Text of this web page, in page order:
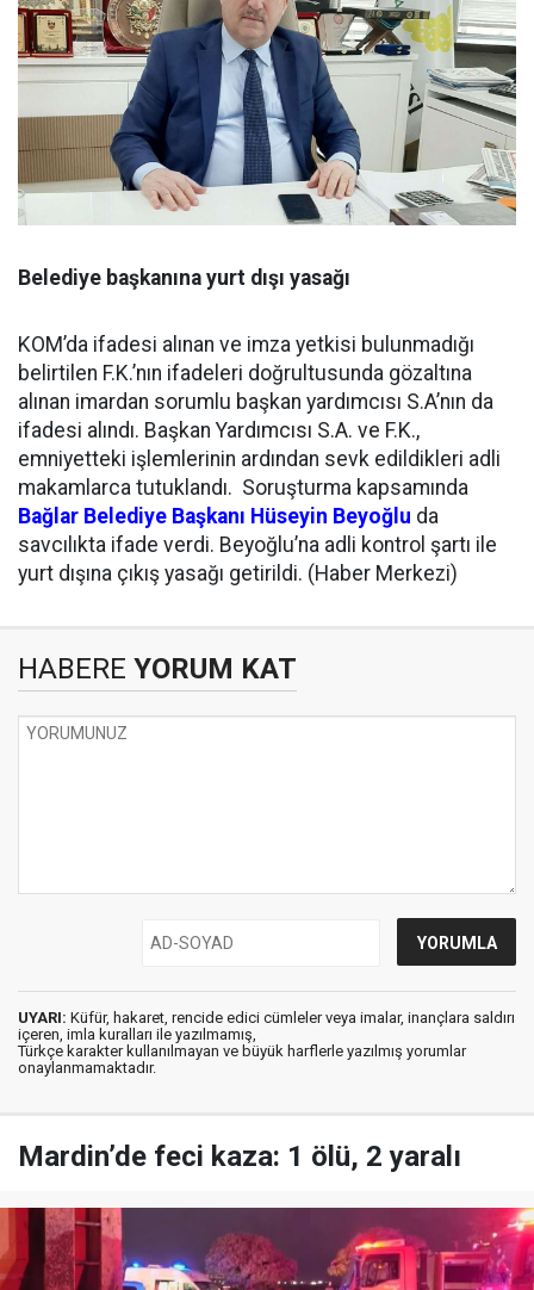
Belediye başkanına yurt dışı yasağı
KOM’da ifadesi alınan ve imza yetkisi bulunmadığı
belirtilen F.K.’nın ifadeleri doğrultusunda gözaltına
alınan imardan sorumlu başkan yardımcısı S.A’nın da
ifadesi alındı. Başkan Yardımcısı S.A. ve F.K.,
emniyetteki işlemlerinin ardından sevk edildikleri adli
makamlarca tutuklandı. Soruşturma kapsamında
Bağlar Belediye Başkanı Hüseyin Beyoğlu da
savcılıkta ifade verdi. Beyoğlu’na adli kontrol şartı ile
yurt dışına çıkış yasağı getirildi. (Haber Merkezi)
HABERE YORUM KAT
UYARI: Küfür, hakaret, rencide edici cümleler veya imalar, inançlara saldırı
içeren, imla kuralları ile yazılmamış,
Türkçe karakter kullanılmayan ve büyük harflerle yazılmış yorumlar
onaylanmamaktadır.
Mardin’de feci kaza: 1 ölü, 2 yaralı